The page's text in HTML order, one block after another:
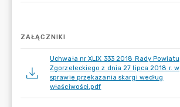
ZAŁĄCZNIKI
Uchwała nr XLIX 333 2018 Rady Powiatu
Zgorzeleckiego z dnia 27 lipca 2018 r. w
sprawie przekazania skargi według
właściwości.pdf